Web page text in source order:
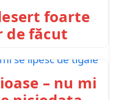
foarte
de făcut
– nu mi